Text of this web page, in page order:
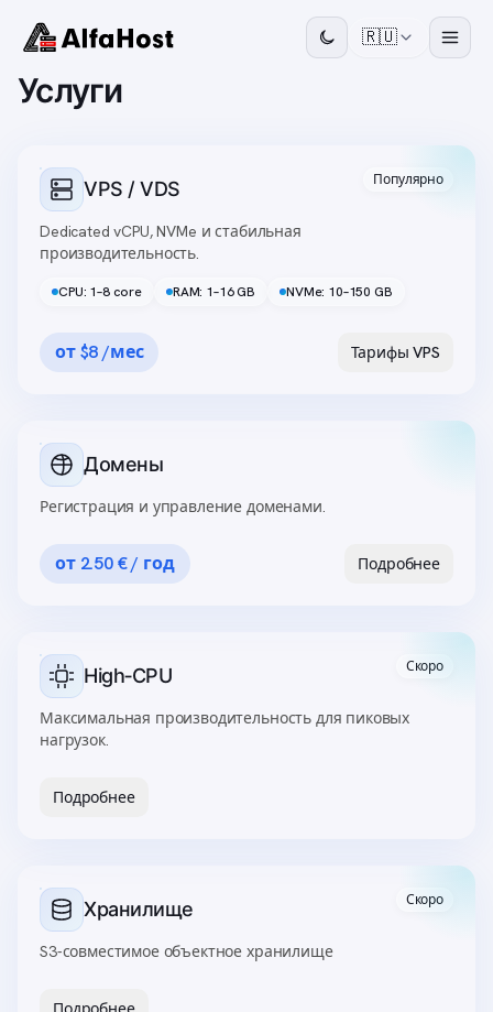
🇷🇺
Услуги
VPS / VDS Популярно
Dedicated vCPU, NVMe и стабильная
производительность.
CPU: 1–8 core RAM: 1–16 GB NVMe: 10–150 GB
от $8 /мес Тарифы VPS
Домены
Регистрация и управление доменами.
от 2.50 € / год Подробнее
High‑CPU Скоро
Максимальная производительность для пиковых
нагрузок.
Подробнее
Хранилище Скоро
S3‑совместимое объектное хранилище